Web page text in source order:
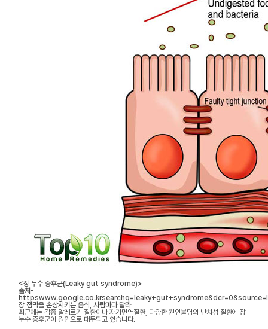
<장 누수 증후군(Leaky gut syndrome)>
출처-
장 점막을 손상시키는 음식, 사람마다 달라
최근에는 각종 알레르기 질환이나 자가면역질환, 다양한 원인불명의 난치성 질환에 장
누수 증후군이 원인으로 대두되고 있습니다.